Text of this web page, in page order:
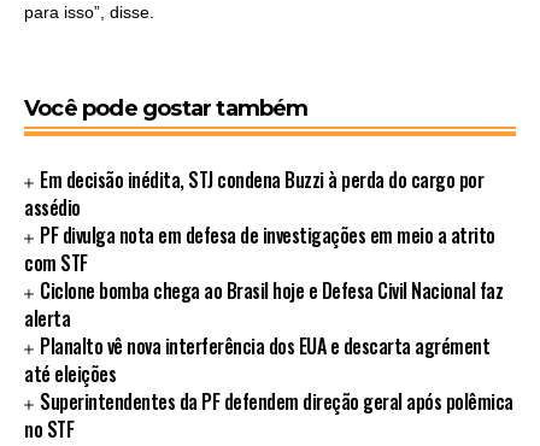
para isso”, disse.
Você pode gostar também
Em decisão inédita, STJ condena Buzzi à perda do cargo por
assédio
PF divulga nota em defesa de investigações em meio a atrito
com STF
Ciclone bomba chega ao Brasil hoje e Defesa Civil Nacional faz
alerta
Planalto vê nova interferência dos EUA e descarta agrément
até eleições
Superintendentes da PF defendem direção geral após polêmica
no STF